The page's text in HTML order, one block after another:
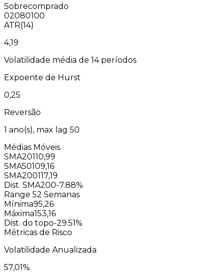
Sobrecomprado
02080100
ATR(14)
4,19
Volatilidade média de 14 períodos
Expoente de Hurst
0,25
Reversão
1 ano(s), max lag 50
Médias Móveis
SMA20110,99
SMA50109,16
SMA200117,19
Dist. SMA200-7.88%
Range 52 Semanas
Mínima95,26
Máxima153,16
Dist. do topo-29.51%
Métricas de Risco
Volatilidade Anualizada
57,01%